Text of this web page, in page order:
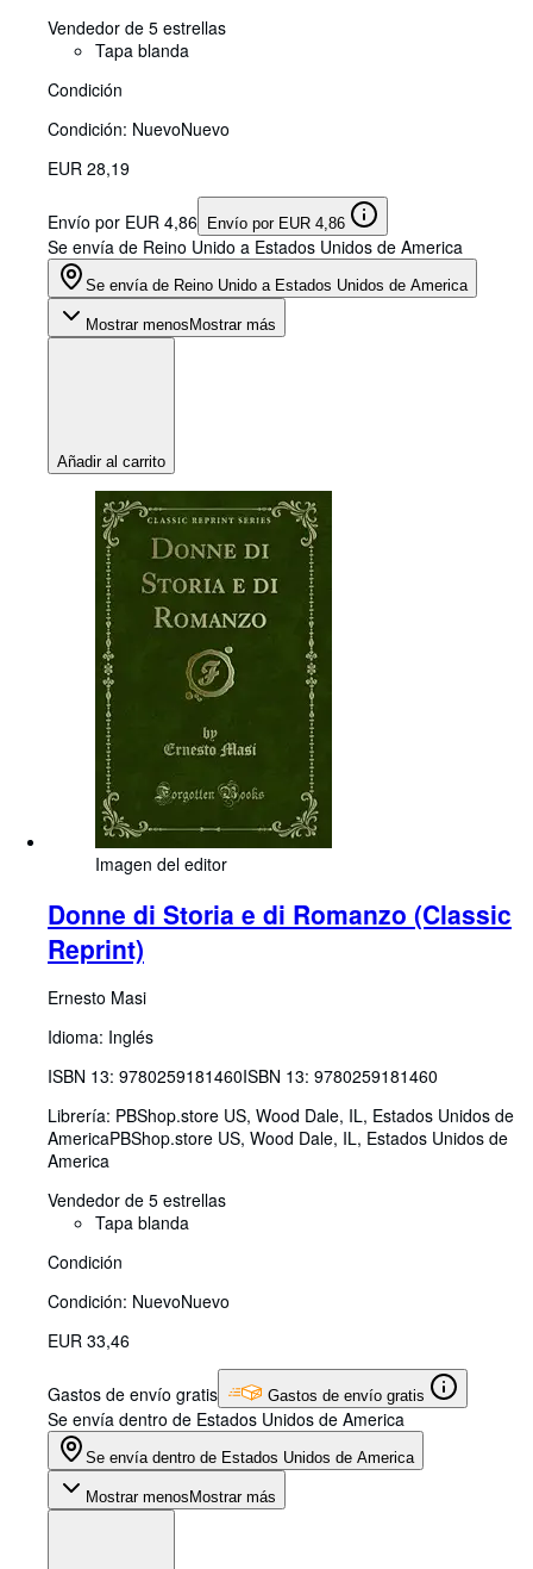
Vendedor de 5 estrellas
Tapa blanda
Condición
Condición: NuevoNuevo
EUR 28,19
Envío por EUR 4,86 Envío por EUR 4,86
Se envía de Reino Unido a Estados Unidos de America
Se envía de Reino Unido a Estados Unidos de America
Mostrar menos Mostrar más
Añadir al carrito
Imagen del editor
Donne di Storia e di Romanzo (Classic
Reprint)
Ernesto Masi
Idioma: Inglés
ISBN 13: 9780259181460ISBN 13: 9780259181460
Librería: PBShop.store US, Wood Dale, IL, Estados Unidos de
AmericaPBShop.store US, Wood Dale, IL, Estados Unidos de
America
Vendedor de 5 estrellas
Tapa blanda
Condición
Condición: NuevoNuevo
EUR 33,46
Gastos de envío gratis Gastos de envío gratis
Se envía dentro de Estados Unidos de America
Se envía dentro de Estados Unidos de America
Mostrar menos Mostrar más